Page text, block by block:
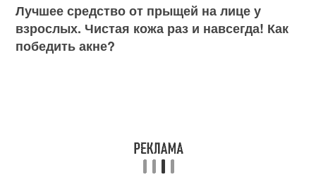
Лучшее средство от прыщей на лице у
взрослых. Чистая кожа раз и навсегда! Как
победить акне?